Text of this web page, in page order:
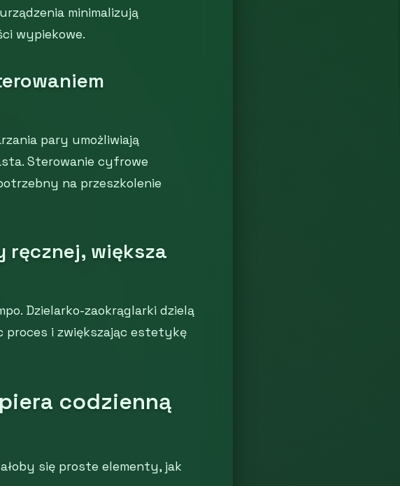
minimalizują
wypiekowe.
pary umożliwiają
Sterowanie cyfrowe
na przeszkolenie
ręcznej, większa
Dzielarko-zaokrąglarki dzielą
proces i zwiększając estetykę
codzienną
się proste elementy, jak